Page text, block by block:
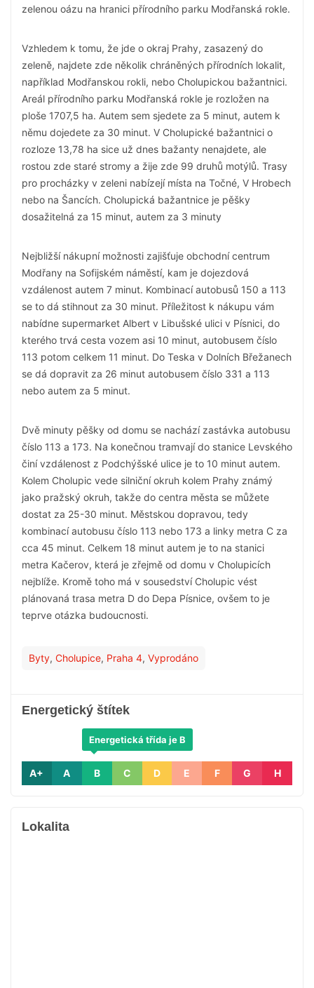
zelenou oázu na hranici přírodního parku Modřanská rokle.
Vzhledem k tomu, že jde o okraj Prahy, zasazený do
zeleně, najdete zde několik chráněných přírodních lokalit,
například Modřanskou rokli, nebo Cholupickou bažantnici.
Areál přírodního parku Modřanská rokle je rozložen na
ploše 1707,5 ha. Autem sem sjedete za 5 minut, autem k
němu dojedete za 30 minut. V Cholupické bažantnici o
rozloze 13,78 ha sice už dnes bažanty nenajdete, ale
rostou zde staré stromy a žije zde 99 druhů motýlů. Trasy
pro procházky v zeleni nabízejí místa na Točné, V Hrobech
nebo na Šancích. Cholupická bažantnice je pěšky
dosažitelná za 15 minut, autem za 3 minuty
Nejbližší nákupní možnosti zajišťuje obchodní centrum
Modřany na Sofijském náměstí, kam je dojezdová
vzdálenost autem 7 minut. Kombinací autobusů 150 a 113
se to dá stihnout za 30 minut. Příležitost k nákupu vám
nabídne supermarket Albert v Libušské ulici v Písnici, do
kterého trvá cesta vozem asi 10 minut, autobusem číslo
113 potom celkem 11 minut. Do Teska v Dolních Břežanech
se dá dopravit za 26 minut autobusem číslo 331 a 113
nebo autem za 5 minut.
Dvě minuty pěšky od domu se nachází zastávka autobusu
číslo 113 a 173. Na konečnou tramvají do stanice Levského
činí vzdálenost z Podchýšské ulice je to 10 minut autem.
Kolem Cholupic vede silniční okruh kolem Prahy známý
jako pražský okruh, takže do centra města se můžete
dostat za 25-30 minut. Městskou dopravou, tedy
kombinací autobusu číslo 113 nebo 173 a linky metra C za
cca 45 minut. Celkem 18 minut autem je to na stanici
metra Kačerov, která je zřejmě od domu v Cholupicích
nejblíže. Kromě toho má v sousedství Cholupic vést
plánovaná trasa metra D do Depa Písnice, ovšem to je
teprve otázka budoucnosti.
Byty, Cholupice, Praha 4, Vyprodáno
Energetický štítek
A+ A B
Energetická třída je B
C D E F G H
Lokalita